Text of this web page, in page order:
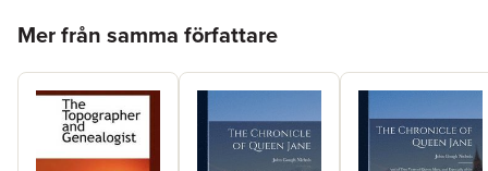
Mer från samma författare